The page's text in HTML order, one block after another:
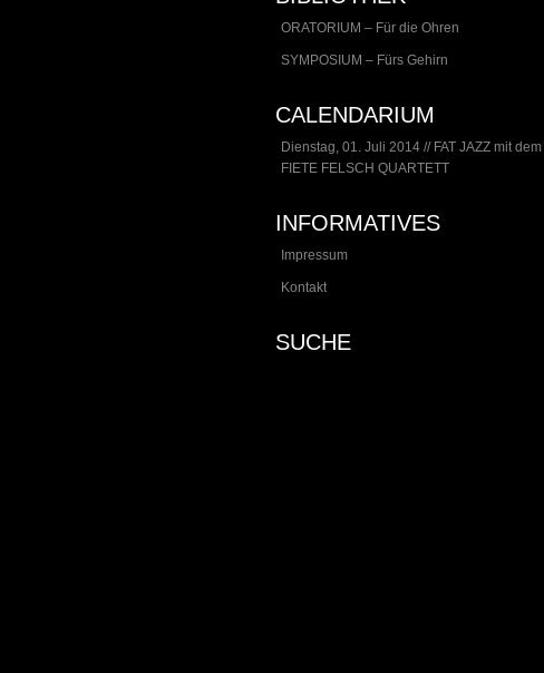
ORATORIUM – Für die Ohren
SYMPOSIUM – Fürs Gehirn
CALENDARIUM
Dienstag, 01. Juli 2014 // FAT JAZZ mit dem
FIETE FELSCH QUARTETT
INFORMATIVES
Impressum
Kontakt
SUCHE